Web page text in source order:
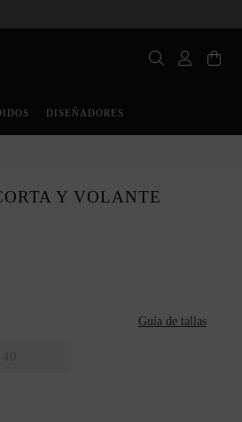
DISEÑADORES
Y VOLANTE
Guía de tallas